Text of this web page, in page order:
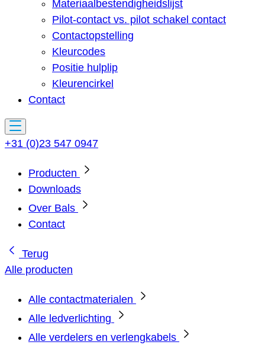
Materiaalbestendigheidslijst
Pilot-contact vs. pilot schakel contact
Contactopstelling
Kleurcodes
Positie hulplip
Kleurencirkel
Contact
+31 (0)23 547 0947
Producten
Downloads
Over Bals
Contact
Terug
Alle producten
Alle contactmaterialen
Alle ledverlichting
Alle verdelers en verlengkabels